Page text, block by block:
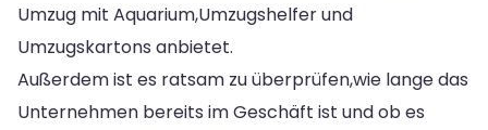
Umzug mit Aquarium,Umzugshelfer und
Umzugskartons anbietet.
Außerdem ist es ratsam zu überprüfen,wie lange das
Unternehmen bereits im Geschäft ist und ob es